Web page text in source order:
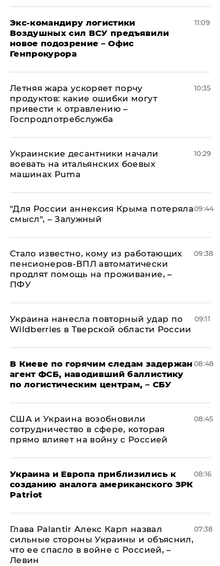
Экс-командиру логистики
Воздушных сил ВСУ предъявили
новое подозрение – Офис
Генпрокурора
11:09
Летняя жара ускоряет порчу
продуктов: какие ошибки могут
привести к отравлению –
Госпродпотребслужба
10:35
Украинские десантники начали
воевать на итальянских боевых
машинах Puma
10:29
"Для России аннексия Крыма потеряла
смысл", – Залужный
09:44
Стало известно, кому из работающих
пенсионеров-ВПЛ автоматически
продлят помощь на проживание, –
ПФУ
09:38
Украина нанесла повторный удар по
Wildberries в Тверской области России
09:11
В Киеве по горячим следам задержан
агент ФСБ, наводивший баллистику
по логистическим центрам, – СБУ
08:48
США и Украина возобновили
сотрудничество в сфере, которая
прямо влияет на войну с Россией
08:45
Украина и Европа приблизились к
созданию аналога американского ЗРК
Patriot
08:16
Глава Palantir Алекс Карп назвал
сильные стороны Украины и объяснил,
что ее спасло в войне с Россией, –
Левин
07:38